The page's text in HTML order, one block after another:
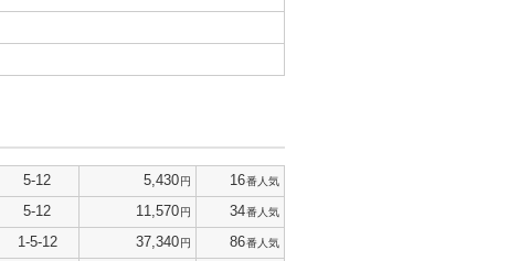
5-12 5,430円 16番人気
5-12 11,570円 34番人気
1-5-12 37,340円 86番人気